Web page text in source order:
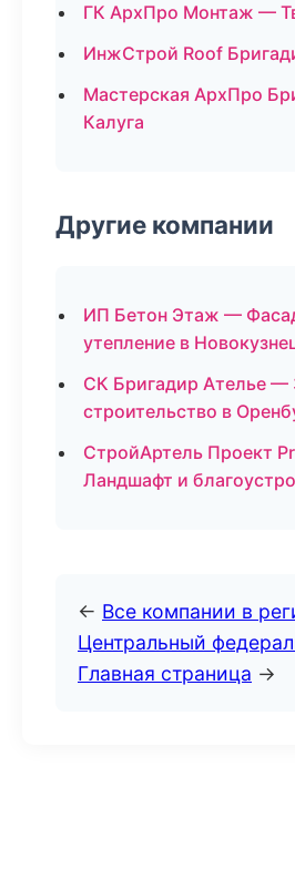
ГК АрхПро Монтаж —
ИнжСтрой Roof
Мастерская АрхПро
Калуга
Другие компании
ИП Бетон Этаж —
утепление в
СК Бригадир Ателье —
строительство в
СтройАртель Проект
Ландшафт и
← Все компании в
Центральный
Главная страница →